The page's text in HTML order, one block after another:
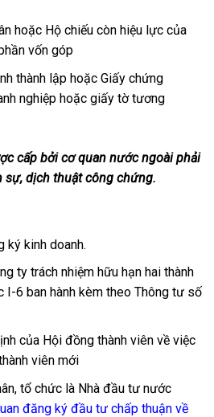
hoặc Hộ chiếu còn hiệu lực của
vốn góp
thành lập hoặc Giấy chứng
nghiệp hoặc giấy tờ tương
cấp bởi cơ quan nước ngoài phải
sự, dịch thuật công chứng.
ký kinh doanh.
ty trách nhiệm hữu hạn hai thành
I-6 ban hành kèm theo Thông tư số
của Hội đồng thành viên về việc
viên mới
tổ chức là Nhà đầu tư nước
đăng ký đầu tư chấp thuận về